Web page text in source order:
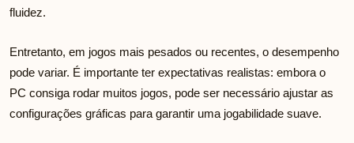
fluidez.
Entretanto, em jogos mais pesados ou recentes, o desempenho
pode variar. É importante ter expectativas realistas: embora o
PC consiga rodar muitos jogos, pode ser necessário ajustar as
configurações gráficas para garantir uma jogabilidade suave.